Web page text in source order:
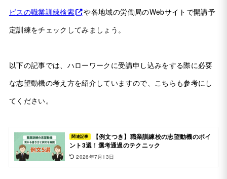
ビスの職業訓練検索
や各地域の労働局のWebサイトで開講予
定訓練をチェックしてみましょう。
以下の記事では、ハローワークに受講申し込みをする際に必要
な志望動機の考え方を紹介していますので、こちらも参考にし
てください。
関連記事
【例文つき】職業訓練校の志望動機のポイ
ント3選！選考通過のテクニック
2026年7月13日